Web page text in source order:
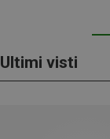
Ultimi visti